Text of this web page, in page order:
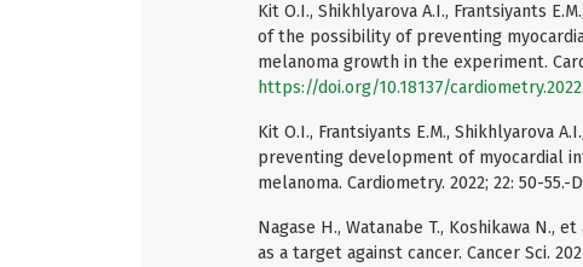
Kit O.I., Shikhlyarova A.I., Frantsiyants
of the possibility of preventing
melanoma growth in the experiment.
https://doi.org/10.18137/
Kit O.I., Frantsiyants E.M., Shikhlyarova
preventing development of myocardial
melanoma. Cardiometry. 2022; 22: 50-55.-
Nagase H., Watanabe T., Koshikawa N.,
as a target against cancer. Cancer Sci.